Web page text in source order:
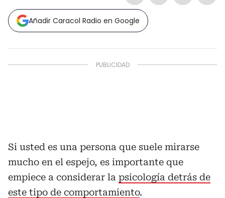
Añadir Caracol Radio en Google
Si usted es una persona que suele mirarse
mucho en el espejo, es importante que
empiece a considerar la psicología detrás de
este tipo de comportamiento.